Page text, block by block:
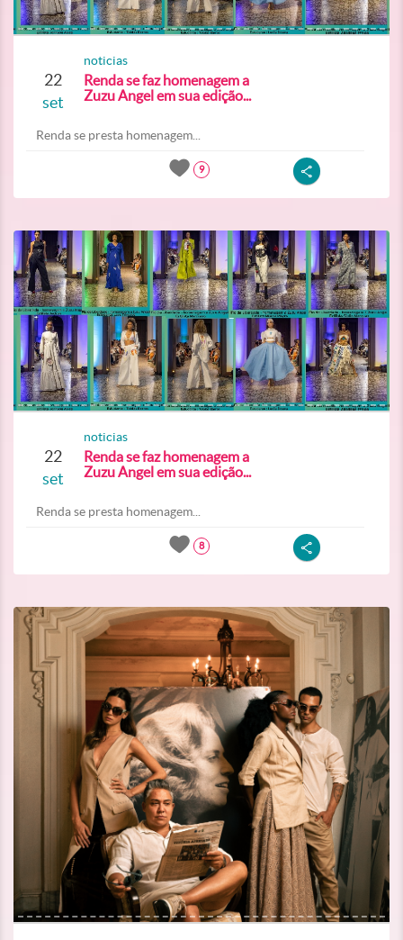
22
set
noticias
Renda se faz homenagem a
Zuzu Angel em sua edição...
Renda se presta homenagem...
9
22
set
noticias
Renda se faz homenagem a
Zuzu Angel em sua edição...
Renda se presta homenagem...
8